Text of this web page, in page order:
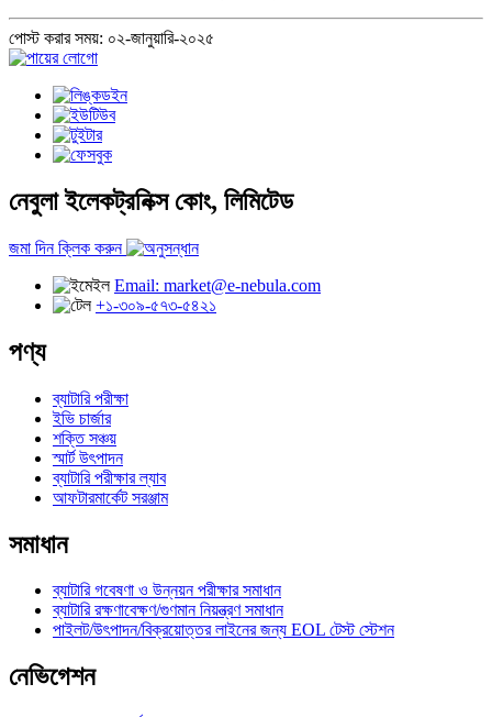
পোস্ট করার সময়: ০২-জানুয়ারি-২০২৫
নেবুলা ইলেকট্রনিক্স কোং, লিমিটেড
জমা দিন ক্লিক করুন
Email: market@e-nebula.com
+১-৩০৯-৫৭৩-৫৪২১
পণ্য
ব্যাটারি পরীক্ষা
ইভি চার্জার
শক্তি সঞ্চয়
স্মার্ট উৎপাদন
ব্যাটারি পরীক্ষার ল্যাব
আফটারমার্কেট সরঞ্জাম
সমাধান
ব্যাটারি গবেষণা ও উন্নয়ন পরীক্ষার সমাধান
ব্যাটারি রক্ষণাবেক্ষণ/গুণমান নিয়ন্ত্রণ সমাধান
পাইলট/উৎপাদন/বিক্রয়োত্তর লাইনের জন্য EOL টেস্ট স্টেশন
নেভিগেশন